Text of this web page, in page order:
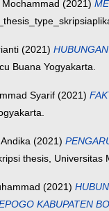
(2021)
(2021)
Buana Yogyakarta.
Syarif (2021)
(2021)
thesis, Universitas
(2021)
KABUPATEN